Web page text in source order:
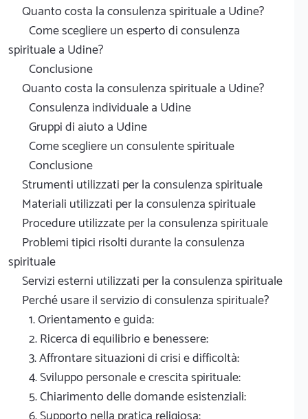
Quanto costa la consulenza spirituale a Udine?
Come scegliere un esperto di consulenza
spirituale a Udine?
Conclusione
Quanto costa la consulenza spirituale a Udine?
Consulenza individuale a Udine
Gruppi di aiuto a Udine
Come scegliere un consulente spirituale
Conclusione
Strumenti utilizzati per la consulenza spirituale
Materiali utilizzati per la consulenza spirituale
Procedure utilizzate per la consulenza spirituale
Problemi tipici risolti durante la consulenza
spirituale
Servizi esterni utilizzati per la consulenza spirituale
Perché usare il servizio di consulenza spirituale?
1. Orientamento e guida:
2. Ricerca di equilibrio e benessere:
3. Affrontare situazioni di crisi e difficoltà:
4. Sviluppo personale e crescita spirituale:
5. Chiarimento delle domande esistenziali: